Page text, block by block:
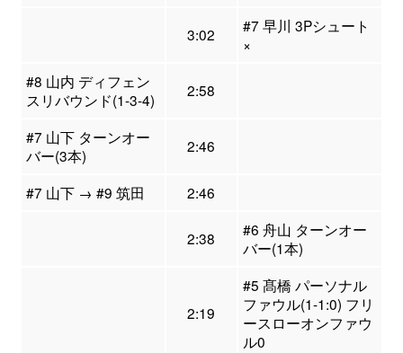
3:02
#7 早川 3Pシュート
×
#8 山内 ディフェン
スリバウンド(1-3-4)
2:58
#7 山下 ターンオー
バー(3本)
2:46
#7 山下 → #9 筑田 2:46
2:38
#6 舟山 ターンオー
バー(1本)
2:19
#5 髙橋 パーソナル
ファウル(1-1:0) フリ
ースローオンファウ
ル0